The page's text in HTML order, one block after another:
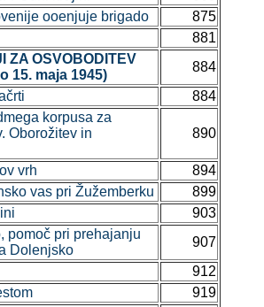
ooenjuje brigado
875
881
ZA OSVOBODITEV
15. maja 1945)
884
884
korpusa za
Oborožitev in
890
vrh
894
vas pri Žužemberku
899
903
pri prehajanju
Dolenjsko
907
912
919